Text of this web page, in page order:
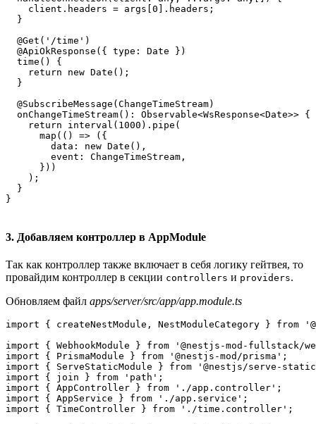
    client.headers = args[0].headers;
  }
  @Get('/time')
  @ApiOkResponse({ type: Date })
  time() {
    return new Date();
  }
  @SubscribeMessage(ChangeTimeStream)
  onChangeTimeStream(): Observable<WsResponse<Date>> {
    return interval(1000).pipe(
      map(() => ({
        data: new Date(),
        event: ChangeTimeStream,
      }))
    );
  }
3. Добавляем контроллер в AppModule
Так как контроллер также включает в себя логику гейтвея, то
провайдим контроллер в секции controllers и providers.
Обновляем файл apps/server/src/app/app.module.ts
import { createNestModule, NestModuleCategory } from
import { WebhookModule } from '@nestjs-mod-fullstack/
import { PrismaModule } from '@nestjs-mod/prisma';
import { ServeStaticModule } from '@nestjs/serve-
import { join } from 'path';
import { AppController } from './app.controller';
import { AppService } from './app.service';
import { TimeController } from './time.controller';